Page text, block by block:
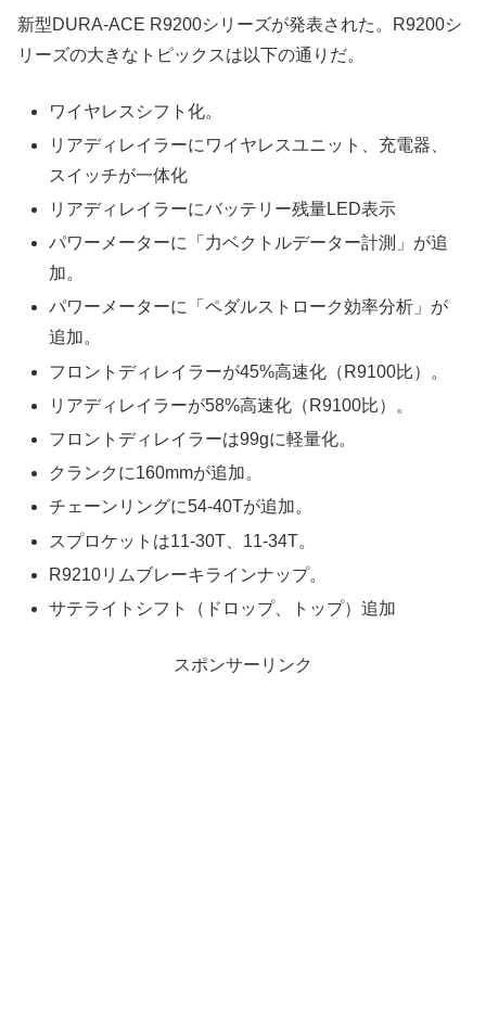
新型DURA-ACE R9200シリーズが発表された。R9200シ
リーズの大きなトピックスは以下の通りだ。
ワイヤレスシフト化。
リアディレイラーにワイヤレスユニット、充電器、
スイッチが一体化
リアディレイラーにバッテリー残量LED表示
パワーメーターに「力ベクトルデーター計測」が追
加。
パワーメーターに「ペダルストローク効率分析」が
追加。
フロントディレイラーが45%高速化（R9100比）。
リアディレイラーが58%高速化（R9100比）。
フロントディレイラーは99gに軽量化。
クランクに160mmが追加。
チェーンリングに54-40Tが追加。
スプロケットは11-30T、11-34T。
R9210リムブレーキラインナップ。
サテライトシフト（ドロップ、トップ）追加
スポンサーリンク